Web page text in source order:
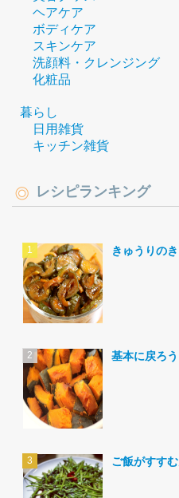
ヘアケア
ボディケア
スキンケア
洗顔料・クレンジング
化粧品
暮らし
日用雑貨
キッチン雑貨
レシピランキング
きゅうりの
基本に戻ろ
ご飯がすす